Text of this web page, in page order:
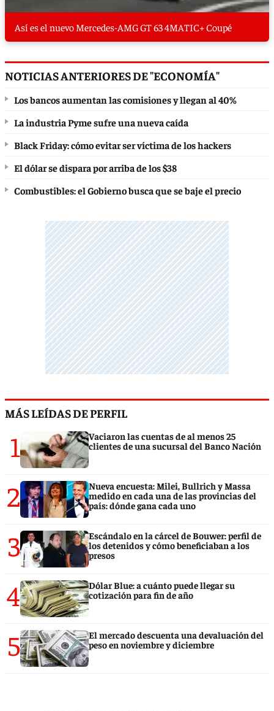
Así es el nuevo Mercedes-AMG GT 63 4MATIC+ Coupé
NOTICIAS ANTERIORES DE "ECONOMÍA"
Los bancos aumentan las comisiones y llegan al 40%
La industria Pyme sufre una nueva caída
Black Friday: cómo evitar ser víctima de los hackers
El dólar se dispara por arriba de los $38
Combustibles: el Gobierno busca que se baje el precio
MÁS LEÍDAS DE PERFIL
1
Vaciaron las cuentas de al menos 25
clientes de una sucursal del Banco Nación
2
Nueva encuesta: Milei, Bullrich y Massa
medido en cada una de las provincias del
país: dónde gana cada uno
3
Escándalo en la cárcel de Bouwer: perfil de
los detenidos y cómo beneficiaban a los
presos
4
Dólar Blue: a cuánto puede llegar su
cotización para fin de año
5
El mercado descuenta una devaluación del
peso en noviembre y diciembre